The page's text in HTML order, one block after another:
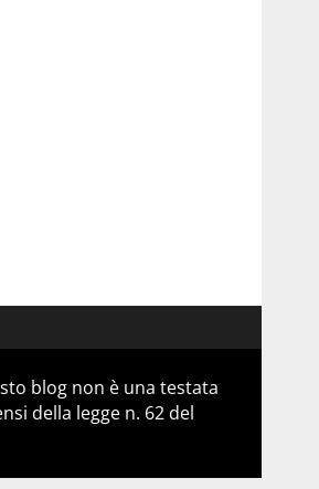
blog non è una testata
della legge n. 62 del